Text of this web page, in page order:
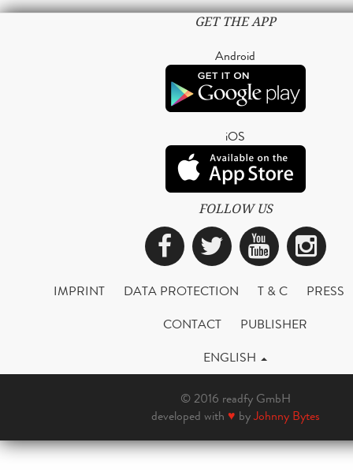
GET THE APP
Android
iOS
FOLLOW US
Facebook
Twitter
IMPRINT DATA PROTECTION T & C
PRESS
CONTACT
PUBLISHER
ENGLISH
© 2016 readfy GmbH
developed with ♥ byJohnny Bytes